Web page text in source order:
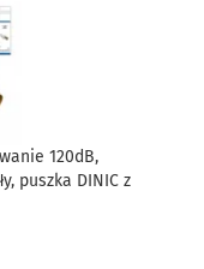
120dB,
puszka DINIC z